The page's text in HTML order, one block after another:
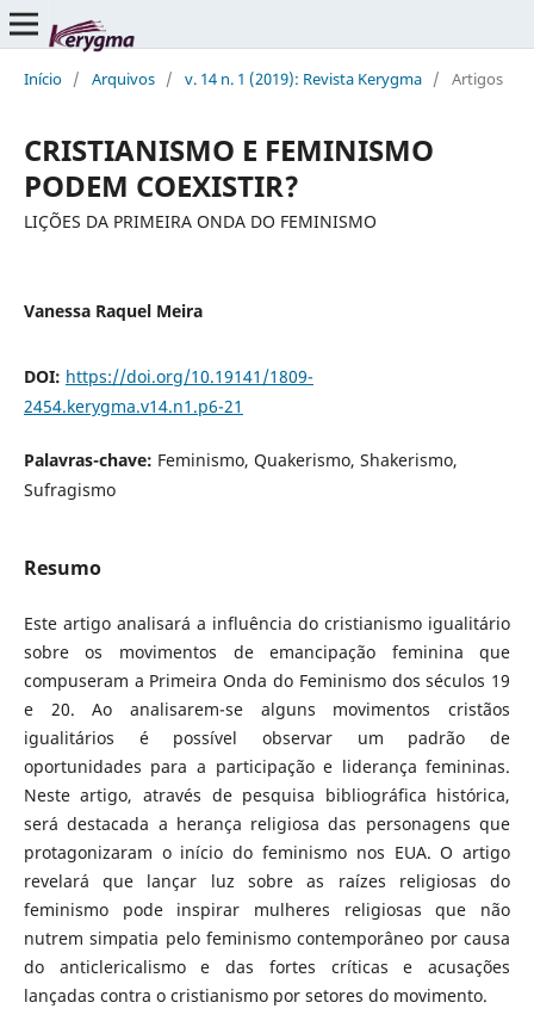
Início / Arquivos / v. 14 n. 1 (2019): Revista Kerygma / Artigos
CRISTIANISMO E FEMINISMO
PODEM COEXISTIR?
LIÇÕES DA PRIMEIRA ONDA DO FEMINISMO
Vanessa Raquel Meira
DOI: https://doi.org/10.19141/1809-
2454.kerygma.v14.n1.p6-21
Palavras-chave: Feminismo, Quakerismo, Shakerismo,
Sufragismo
Resumo
Este artigo analisará a influência do cristianismo igualitário
sobre os movimentos de emancipação feminina que
compuseram a Primeira Onda do Feminismo dos séculos 19
e 20. Ao analisarem-se alguns movimentos cristãos
igualitários é possível observar um padrão de
oportunidades para a participação e liderança femininas.
Neste artigo, através de pesquisa bibliográfica histórica,
será destacada a herança religiosa das personagens que
protagonizaram o início do feminismo nos EUA. O artigo
revelará que lançar luz sobre as raízes religiosas do
feminismo pode inspirar mulheres religiosas que não
nutrem simpatia pelo feminismo contemporâneo por causa
do anticlericalismo e das fortes críticas e acusações
lançadas contra o cristianismo por setores do movimento.